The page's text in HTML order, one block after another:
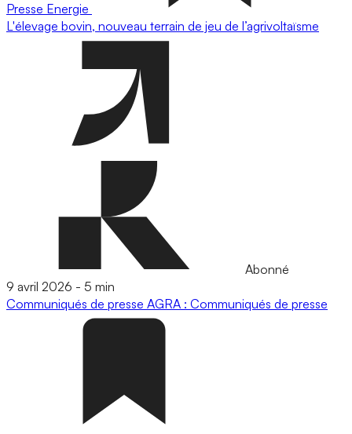
Presse Energie
L'élevage bovin, nouveau terrain de jeu de l’agrivoltaïsme
Abonné
9 avril 2026 - 5 min
Communiqués de presse AGRA : Communiqués de presse